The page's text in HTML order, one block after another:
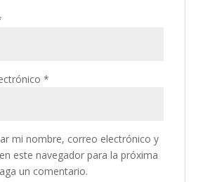
*
mi nombre, correo electrónico y
este navegador para la próxima
un comentario.